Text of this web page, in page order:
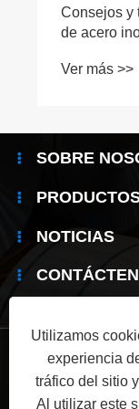
Consejos y
de acero
Ver más >>
SOBRE
NOTICIAS
Sitemap
Copyright ©
Utilizamos
experiencia
tráfico del sitio
Al utilizar este